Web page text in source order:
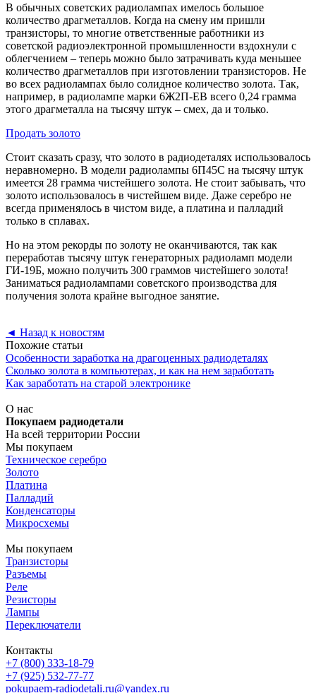
В обычных советских радиолампах имелось большое
количество драгметаллов. Когда на смену им пришли
транзисторы, то многие ответственные работники из
советской радиоэлектронной промышленности вздохнули с
облегчением – теперь можно было затрачивать куда меньшее
количество драгметаллов при изготовлении транзисторов. Не
во всех радиолампах было солидное количество золота. Так,
например, в радиолампе марки 6Ж2П-ЕВ всего 0,24 грамма
этого драгметалла на тысячу штук – смех, да и только.
Продать золото
Стоит сказать сразу, что золото в радиодеталях использовалось
неравномерно. В модели радиолампы 6П45С на тысячу штук
имеется 28 грамма чистейшего золота. Не стоит забывать, что
золото использовалось в чистейшем виде. Даже серебро не
всегда применялось в чистом виде, а платина и палладий
только в сплавах.
Но на этом рекорды по золоту не оканчиваются, так как
переработав тысячу штук генераторных радиоламп модели
ГИ-19Б, можно получить 300 граммов чистейшего золота!
Заниматься радиолампами советского производства для
получения золота крайне выгодное занятие.
◄ Назад к новостям
Похожие статьи
Особенности заработка на драгоценных радиодеталях
Сколько золота в компьютерах, и как на нем заработать
Как заработать на старой электронике
О нас
Покупаем радиодетали
На всей территории России
Мы покупаем
Техническое серебро
Золото
Платина
Палладий
Конденсаторы
Микросхемы
Мы покупаем
Транзисторы
Разъемы
Реле
Резисторы
Лампы
Переключатели
Контакты
+7 (800) 333-18-79
+7 (925) 532-77-77
pokupaem-radiodetali.ru@yandex.ru